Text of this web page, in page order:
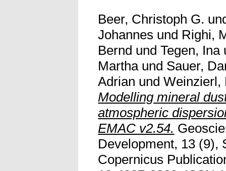
Beer, Christoph G.
Johannes und Righi,
Bernd undTegen, Ina
Marthaund Sauer,
Adrian undWeinzierl,
Modelling mineral
atmospheric
EMAC v2.54.
Development, 13 (9),
Copernicus